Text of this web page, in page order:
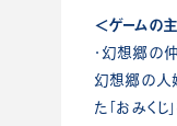
＜ゲームの
・幻想郷の
幻想郷の人
た「おみくじ